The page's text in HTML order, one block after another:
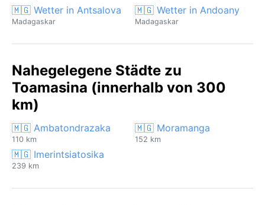
🇲🇬 Wetter in Antsalova
Madagaskar
🇲🇬 Wetter in Andoany
Madagaskar
Nahegelegene Städte zu
Toamasina (innerhalb von 300
km)
🇲🇬 Ambatondrazaka
110 km
🇲🇬 Moramanga
152 km
🇲🇬 Imerintsiatosika
239 km